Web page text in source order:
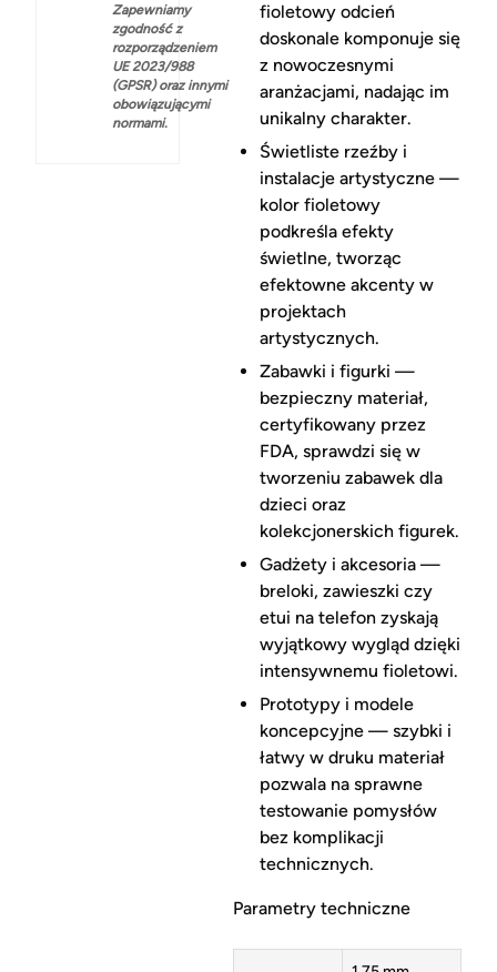
Zapewniamy
zgodność z
rozporządzeniem
UE 2023/988
(GPSR) oraz innymi
obowiązującymi
normami.
fioletowy odcień
doskonale komponuje się
z nowoczesnymi
aranżacjami, nadając im
unikalny charakter.
Świetliste rzeźby i
instalacje artystyczne —
kolor fioletowy
podkreśla efekty
świetlne, tworząc
efektowne akcenty w
projektach
artystycznych.
Zabawki i figurki —
bezpieczny materiał,
certyfikowany przez
FDA, sprawdzi się w
tworzeniu zabawek dla
dzieci oraz
kolekcjonerskich figurek.
Gadżety i akcesoria —
breloki, zawieszki czy
etui na telefon zyskają
wyjątkowy wygląd dzięki
intensywnemu fioletowi.
Prototypy i modele
koncepcyjne — szybki i
łatwy w druku materiał
pozwala na sprawne
testowanie pomysłów
bez komplikacji
technicznych.
Parametry techniczne